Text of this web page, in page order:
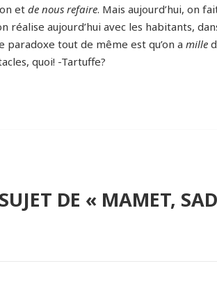
et de nous refaire. Mais aujourd’hui, on
réalise aujourd’hui avec les habitants,
tout de même est qu’on a mille
quoi! -Tartuffe?
DE « MAMET,